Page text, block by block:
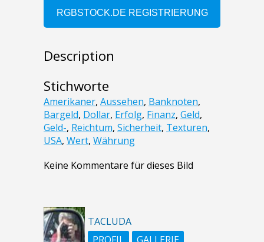
Description
Stichworte
Amerikaner, Aussehen, Banknoten,
Bargeld, Dollar, Erfolg, Finanz, Geld,
Geld-, Reichtum, Sicherheit, Texturen,
USA, Wert, Währung
Keine Kommentare für dieses Bild
TACLUDA